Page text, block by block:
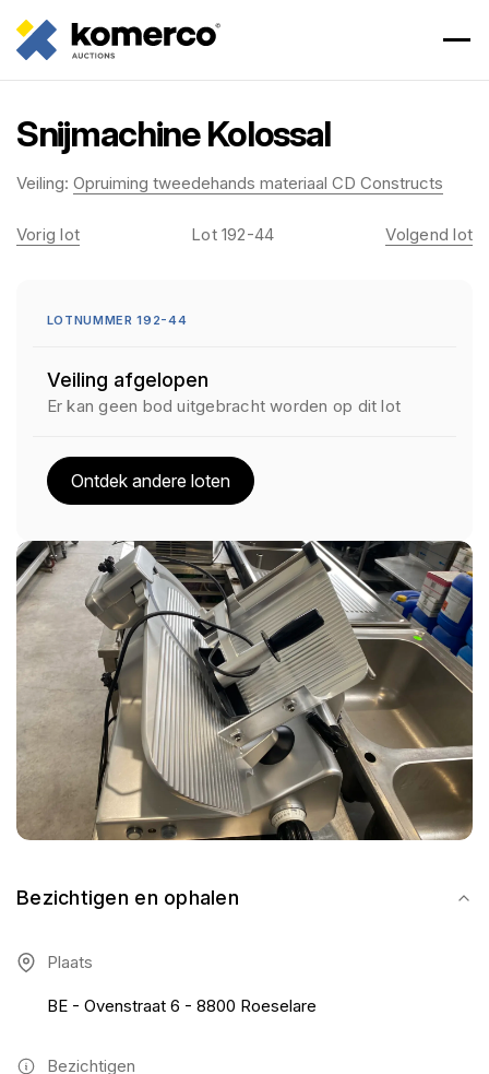
Snijmachine Kolossal
Veiling: Opruiming tweedehands materiaal CD Constructs
Bezichtigen en ophalen
Plaats
BE - Ovenstraat 6 - 8800 Roeselare
Bezichtigen
Vorig lot Lot 192-44 Volgend lot
LOTNUMMER 192-44
Veiling afgelopen
Er kan geen bod uitgebracht worden op dit lot
Ontdek andere loten